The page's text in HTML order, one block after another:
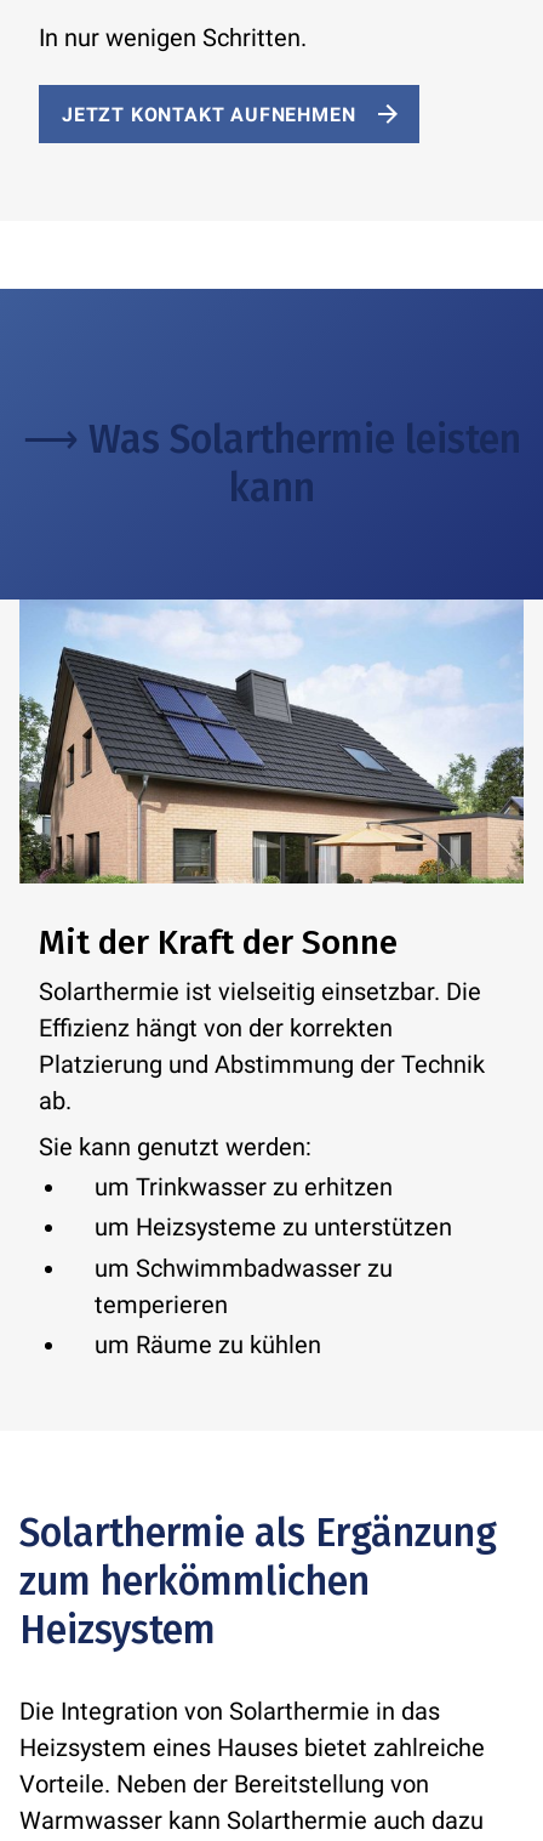
In nur wenigen Schritten.
JETZT KONTAKT AUFNEHMEN
⟶ Was Solarthermie leisten
kann
Mit der Kraft der Sonne
Solarthermie ist vielseitig einsetzbar. Die
Effizienz hängt von der korrekten
Platzierung und Abstimmung der Technik
ab.
Sie kann genutzt werden:
um Trinkwasser zu erhitzen
um Heizsysteme zu unterstützen
um Schwimmbadwasser zu
temperieren
um Räume zu kühlen
Solarthermie als Ergänzung
zum herkömmlichen
Heizsystem
Die Integration von Solarthermie in das
Heizsystem eines Hauses bietet zahlreiche
Vorteile. Neben der Bereitstellung von
Warmwasser kann Solarthermie auch dazu